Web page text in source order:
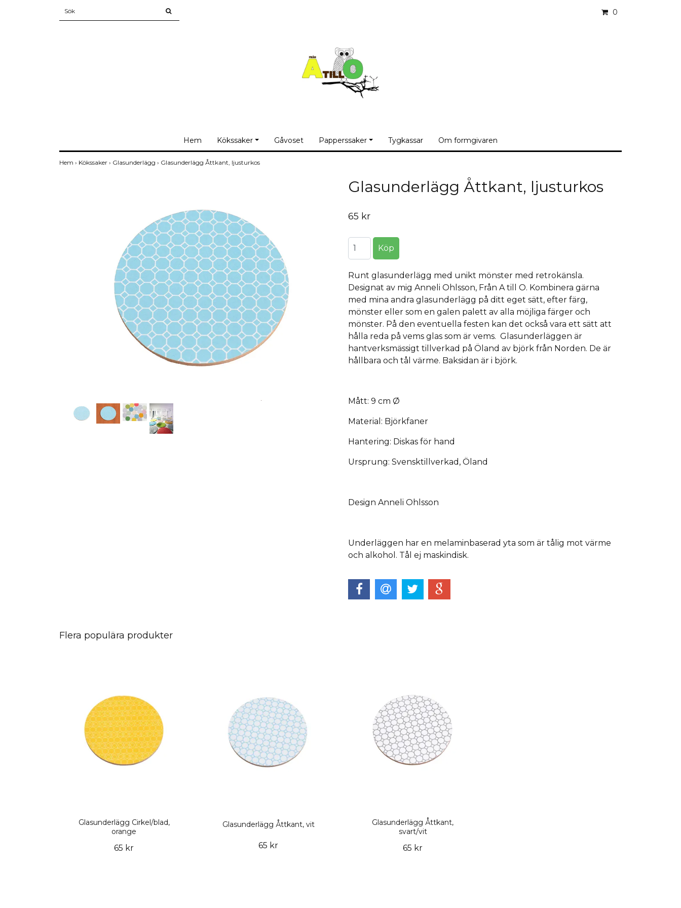
0
Hem Kökssaker Gåvoset Papperssaker Tygkassar Om formgivaren
Hem › Kökssaker › Glasunderlägg › Glasunderlägg Åttkant, ljusturkos
Glasunderlägg Åttkant, ljusturkos
65 kr
Runt glasunderlägg med unikt mönster med retrokänsla.
Designat av mig Anneli Ohlsson, Från A till O. Kombinera gärna
med mina andra glasunderlägg på ditt eget sätt, efter färg,
mönster eller som en galen palett av alla möjliga färger och
mönster. På den eventuella festen kan det också vara ett sätt att
hålla reda på vems glas som är vems. Glasunderläggen är
hantverksmässigt tillverkad på Öland av björk från Norden. De är
hållbara och tål värme. Baksidan är i björk.
Mått: 9 cm Ø
Material: Björkfaner
Hantering: Diskas för hand
Ursprung: Svensktillverkad, Öland
Design Anneli Ohlsson
Underläggen har en melaminbaserad yta som är tålig mot värme
och alkohol. Tål ej maskindisk.
Flera populära produkter
Glasunderlägg Cirkel/blad,
orange
65 kr
Glasunderlägg Åttkant, vit
65 kr
Glasunderlägg Åttkant,
svart/vit
65 kr